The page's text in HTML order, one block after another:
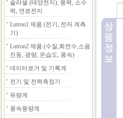
솔라셀 (태양전지), 풍력, 소수
력, 연료전지
Lutron1 제품 (전기, 전자 계측
기)
Lutron2 제품 (수질,회전수,소음
진동, 광량, 온습도, 풍속)
데이터로거 및 기록계
전기 및 전력측정기
유량계
풍속풍량계